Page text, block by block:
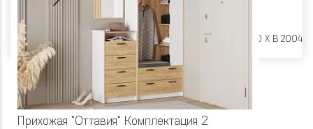
Размеры: Ш 1650 X Г 400 X В 2004
Прихожая "Оттавия" Комплектация 2